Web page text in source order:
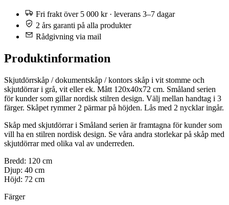
Fri frakt över 5 000 kr · leverans 3–7 dagar
2 års garanti på alla produkter
Rådgivning via mail
Produktinformation
Skjutdörrskåp / dokumentskåp / kontors skåp i vit stomme och
skjutdörrar i grå, vit eller ek. Mått 120x40x72 cm. Småland serien
för kunder som gillar nordisk stilren design. Välj mellan handtag i 3
färger. Skåpet rymmer 2 pärmar på höjden. Lås med 2 nycklar ingår.
Skåp med skjutdörrar i Småland serien är framtagna för kunder som
vill ha en stilren nordisk design. Se våra andra storlekar på skåp med
skjutdörrar med olika val av underreden.
Bredd: 120 cm
Djup: 40 cm
Höjd: 72 cm
Färger